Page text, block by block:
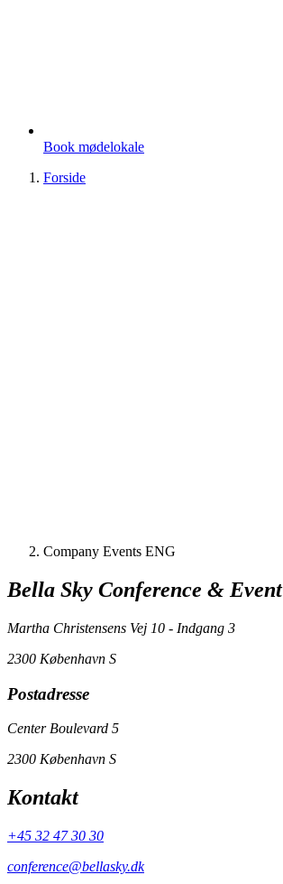
Book mødelokale
Forside
Company Events ENG
Bella Sky Conference & Event
Martha Christensens Vej 10 - Indgang 3
2300 København S
Postadresse
Center Boulevard 5
2300 København S
Kontakt
+45 32 47 30 30
conference@bellasky.dk